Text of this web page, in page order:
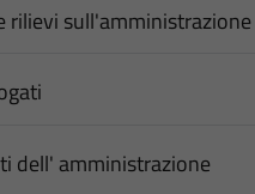
rilievi sull'amministrazione
dell' amministrazione